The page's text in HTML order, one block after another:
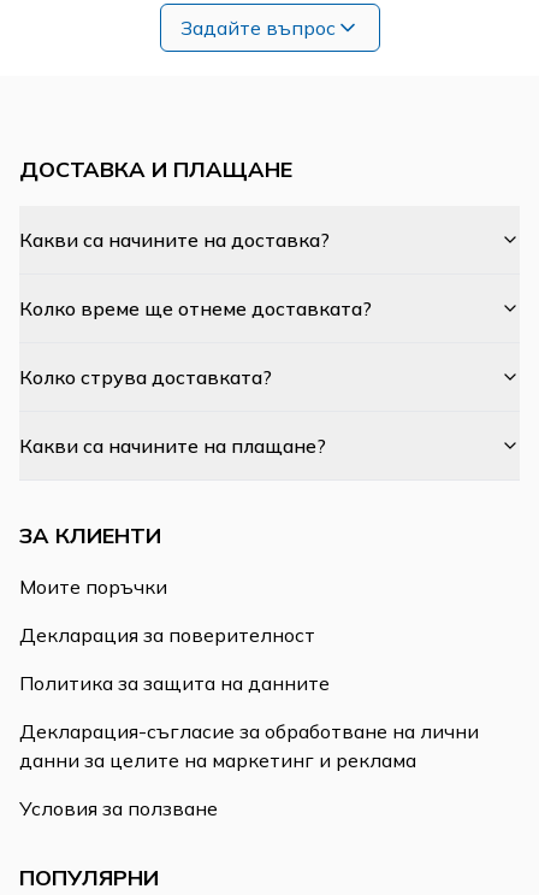
Задайте въпрос
ДОСТАВКА И ПЛАЩАНЕ
Какви са начините на доставка?
Колко време ще отнеме доставката?
Колко струва доставката?
Какви са начините на плащане?
ЗА КЛИЕНТИ
Моите поръчки
Декларация за поверителност
Политика за защита на данните
Декларация-съгласие за обработване на лични
данни за целите на маркетинг и реклама
Условия за ползване
ПОПУЛЯРНИ